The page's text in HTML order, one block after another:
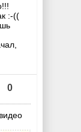
:-((
0